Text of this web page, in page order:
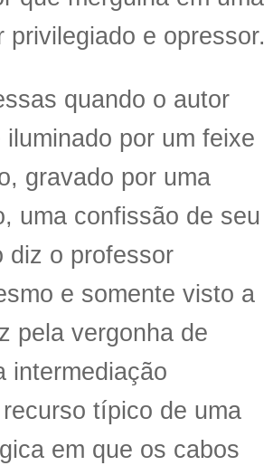
e opressor.
quando o autor
por um feixe
gravado por uma
uma confissão de seu
diz o professor
e somente visto a
pela vergonha de
intermediação
típico de uma
em que os cabos